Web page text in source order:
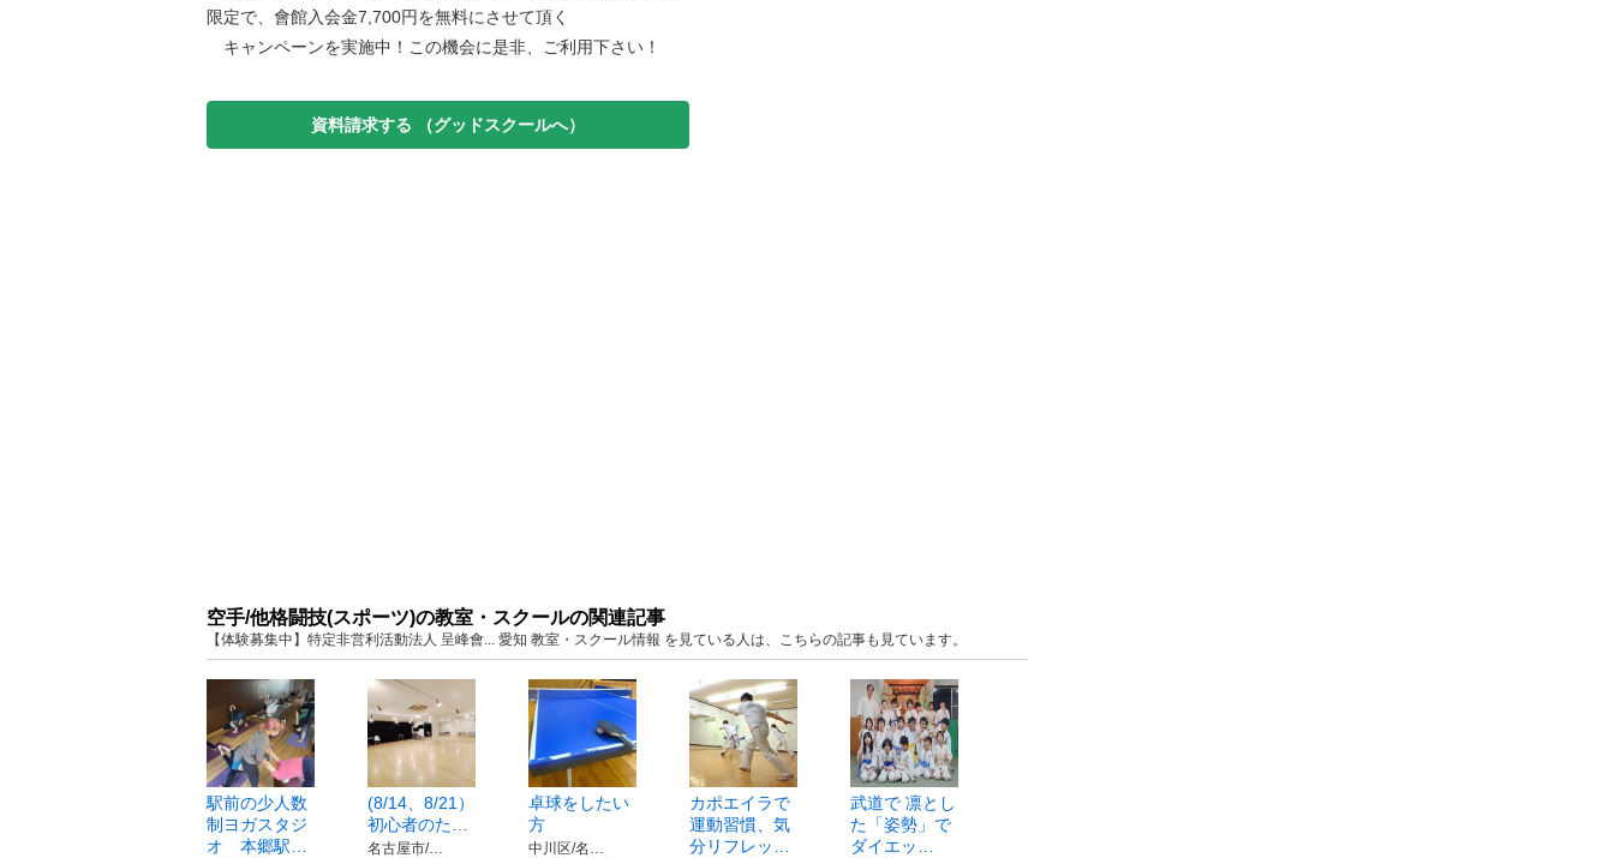
限定で、會館入会金7,700円を無料にさせて頂く
キャンペーンを実施中！この機会に是非、ご利用下さい！
資料請求する （グッドスクールへ）
空手/他格闘技(スポーツ)の教室・スクールの関連記事
【体験募集中】特定非営利活動法人 呈峰會... 愛知 教室・スクール情報 を見ている人は、こちらの記事も見ています。
駅前の少人数
制ヨガスタジ
オ 本郷駅…
(8/14、8/21）
初心者のた…
名古屋市/…
卓球をしたい
方
中川区/名…
カポエイラで
運動習慣、気
分リフレッ…
武道で 凛とし
た「姿勢」で
ダイエッ…